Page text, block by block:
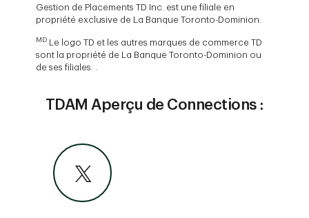
Gestion de Placements TD Inc. est une filiale en
propriété exclusive de La Banque Toronto-Dominion.
MD
Le logo TD et les autres marques de commerce TD
sont la propriété de La Banque Toronto-Dominion ou
de ses filiales. .
TDAM Aperçu de Connections :